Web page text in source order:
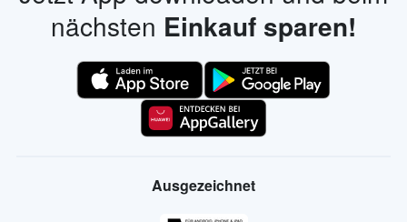
nächsten Einkauf sparen!
Ausgezeichnet